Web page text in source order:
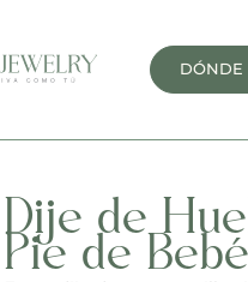
DÓNDE
Dije de
Pie de Bebé